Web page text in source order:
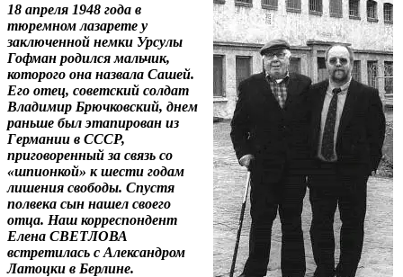
18 апреля 1948 года в
тюремном лазарете у
заключенной немки Урсулы
Гофман родился мальчик,
которого она назвала Сашей.
Его отец, советский солдат
Владимир Брючковский, днем
раньше был этапирован из
Германии в СССР,
приговоренный за связь со
«шпионкой» к шести годам
лишения свободы. Спустя
полвека сын нашел своего
отца. Наш корреспондент
Елена СВЕТЛОВА
встретилась с Александром
Латоцки в Берлине.